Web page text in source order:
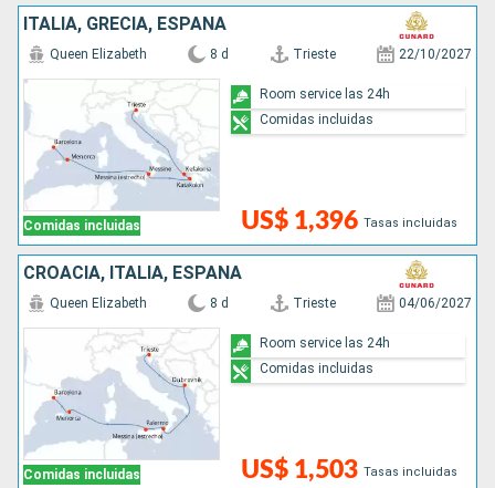
ITALIA, GRECIA, ESPAÑA
Comidas incluidas
Queen Elizabeth 8 d Trieste 22/10/2027
US$ 1,396 Tasas incluidas
Room service las 24h
Comidas incluidas
CROACIA, ITALIA, ESPAÑA
Comidas incluidas
Queen Elizabeth 8 d Trieste 04/06/2027
US$ 1,503 Tasas incluidas
Room service las 24h
Comidas incluidas